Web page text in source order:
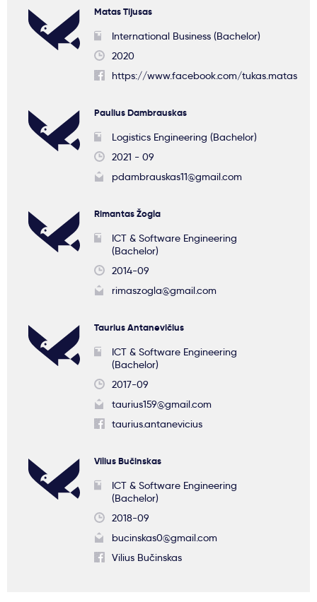
Matas Tijusas
International Business (Bachelor)
2020
https://www.facebook.com/tukas.matas
Paulius Dambrauskas
Logistics Engineering (Bachelor)
2021 - 09
pdambrauskas11@gmail.com
Rimantas Žogla
ICT & Software Engineering
(Bachelor)
2014-09
rimaszogla@gmail.com
Taurius Antanevičius
ICT & Software Engineering
(Bachelor)
2017-09
taurius159@gmail.com
taurius.antanevicius
Vilius Bučinskas
ICT & Software Engineering
(Bachelor)
2018-09
bucinskas0@gmail.com
Vilius Bučinskas